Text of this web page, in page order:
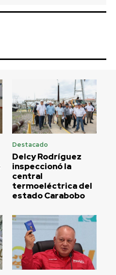
Destacado
Delcy Rodríguez
inspeccionó la
central
termoeléctrica del
estado Carabobo